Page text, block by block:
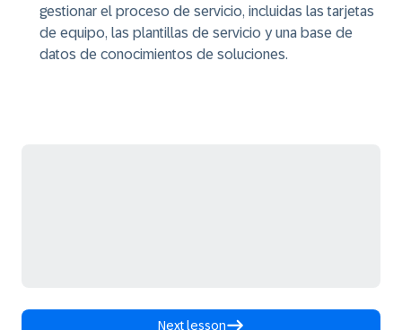
gestionar el proceso de servicio, incluidas las tarjetas
de equipo, las plantillas de servicio y una base de
datos de conocimientos de soluciones.
Next lesson